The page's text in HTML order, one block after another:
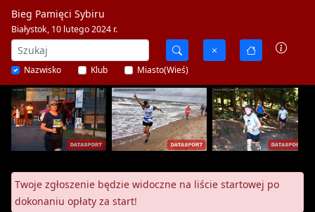
Bieg Pamięci Sybiru
Białystok, 10 lutego 2024 r.
Nazwisko Klub Miasto(Wieś)
Twoje zgłoszenie będzie widoczne na liście startowej po
dokonaniu opłaty za start!